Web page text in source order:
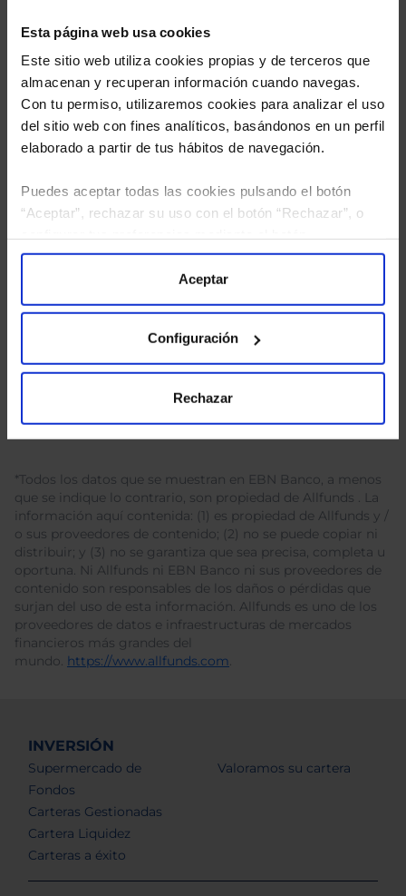
Esta página web usa cookies
Este sitio web utiliza cookies propias y de terceros que
almacenan y recuperan información cuando navegas.
Con tu permiso, utilizaremos cookies para analizar el uso
del sitio web con fines analíticos, basándonos en un perfil
elaborado a partir de tus hábitos de navegación.
Puedes aceptar todas las cookies pulsando el botón
“Aceptar”, rechazar su uso con el botón “Rechazar”, o
“Configuración”. Consulta nuestraPolítica
para más información.
Aceptar
Configuración
Rechazar
He leído
tratamiento de mis datos personales.
*Todos los datos que se muestran en EBN Banco, a menos
que se indique lo contrario, son propiedad de Allfunds . La
información aquí contenida: (1) es propiedad de Allfunds y /
o sus proveedores de contenido; (2) no se puede copiar ni
distribuir; y (3) no se garantiza que sea precisa, completa u
oportuna. Ni Allfunds ni EBN Banco ni sus proveedores de
contenido son responsables de los daños o pérdidas que
surjan del uso de esta información. Allfunds es uno de los
proveedores de datos e infraestructuras de mercados
financieros más grandes del
mundo. https://www.allfunds.com.
INVERSIÓN
Supermercado de
Fondos
Carteras Gestionadas
Cartera Liquidez
Carteras a éxito
Valoramos su cartera